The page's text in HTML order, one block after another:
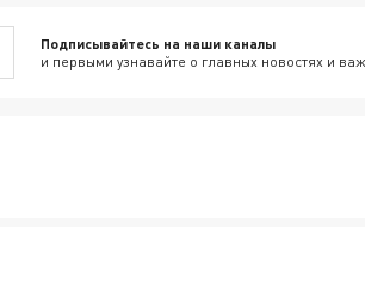
Подписывайтесь на наши каналы
и первыми узнавайте о главных новостях и